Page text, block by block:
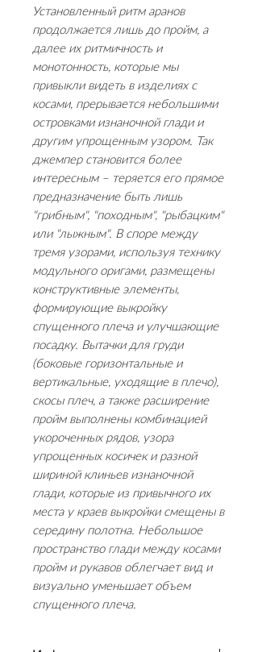
Установленный ритм аранов
продолжается лишь до пройм, а
далее их ритмичность и
монотонность, которые мы
привыкли видеть в изделиях с
косами, прерывается небольшими
островками изнаночной глади и
другим упрощенным узором. Так
джемпер становится более
интересным – теряется его прямое
предназначение быть лишь
"грибным", "походным", "рыбацким"
или "лыжным". В споре между
тремя узорами, используя технику
модульного оригами, размещены
конструктивные элементы,
формирующие выкройку
спущенного плеча и улучшающие
посадку. Вытачки для груди
(боковые горизонтальные и
вертикальные, уходящие в плечо),
скосы плеч, а также расширение
пройм выполнены комбинацией
укороченных рядов, узора
упрощенных косичек и разной
шириной клиньев изнаночной
глади, которые из привычного их
места у краев выкройки смещены в
середину полотна. Небольшое
пространство глади между косами
пройм и рукавов облегчает вид и
визуально уменьшает объем
спущенного плеча.